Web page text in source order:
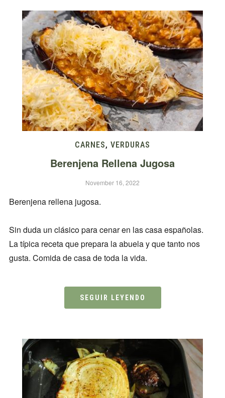
CARNES, VERDURAS
Berenjena Rellena Jugosa
November 16, 2022
Berenjena rellena jugosa.
Sin duda un clásico para cenar en las casa españolas.
La típica receta que prepara la abuela y que tanto nos
gusta. Comida de casa de toda la vida.
SEGUIR LEYENDO